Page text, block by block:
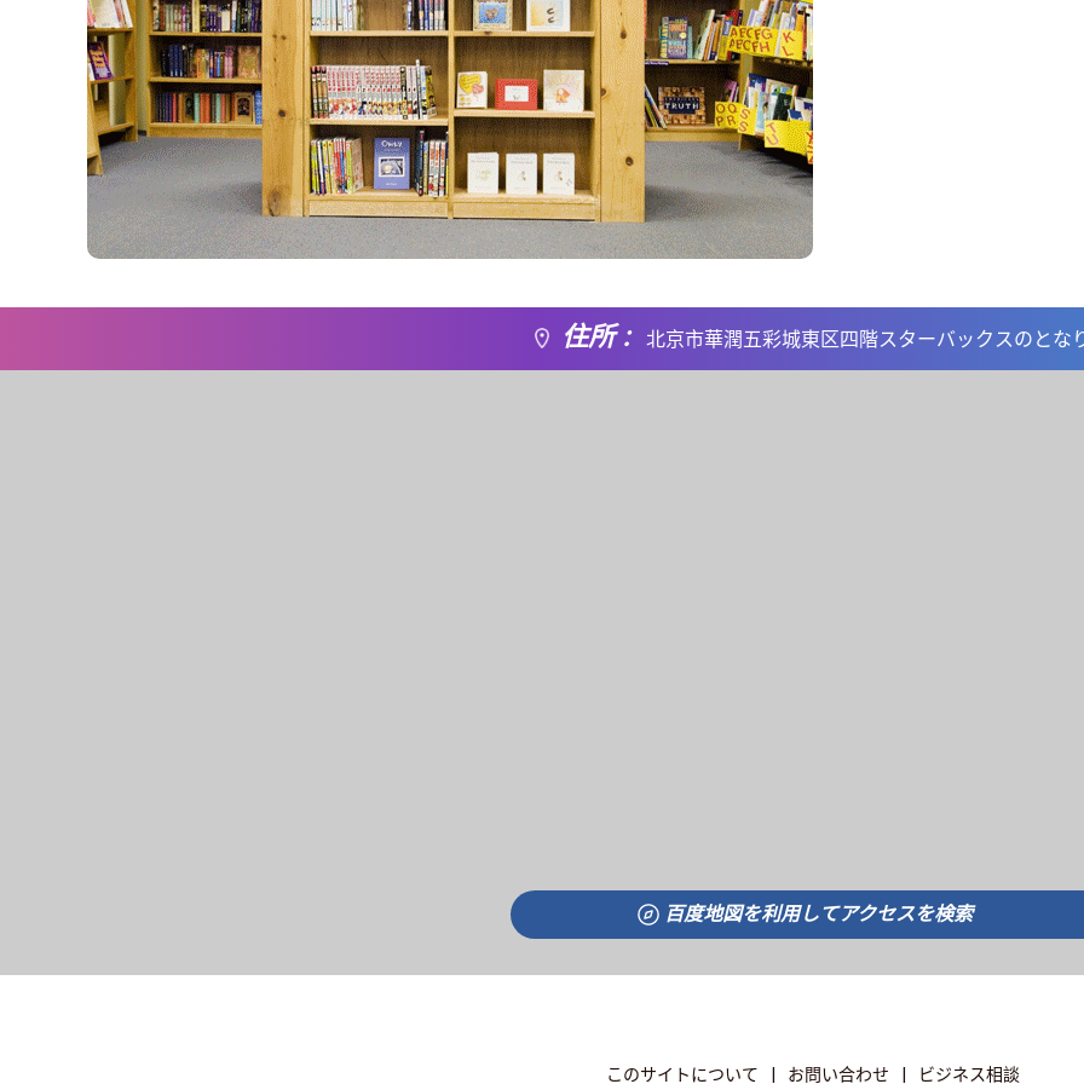
住所 : 北京市華潤五彩城東区四階スターバックスのとな
百度地図を利用してアクセスを検索
このサイトについて | お問い合わせ | ビジネス相談